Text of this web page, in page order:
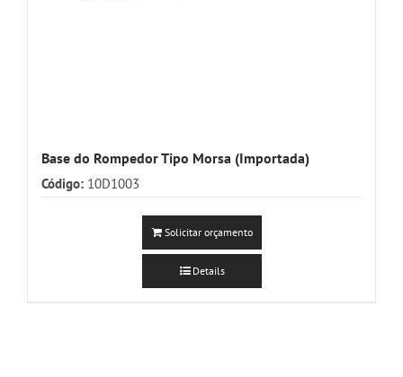
Base do Rompedor Tipo Morsa (Importada)
Código: 10D1003
Solicitar orçamento
Details